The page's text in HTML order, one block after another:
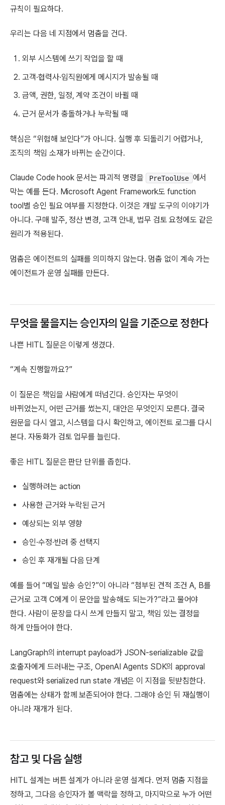
규칙이 필요하다.
우리는 다음 네 지점에서 멈춤을 건다.
외부 시스템에 쓰기 작업을 할 때
고객·협력사·임직원에게 메시지가 발송될 때
금액, 권한, 일정, 계약 조건이 바뀔 때
근거 문서가 충돌하거나 누락될 때
핵심은 “위험해 보인다”가 아니다. 실행 후 되돌리기 어렵거나,
조직의 책임 소재가 바뀌는 순간이다.
Claude Code hook 문서는 파괴적 명령을 PreToolUse 에서
막는 예를 든다. Microsoft Agent Framework도 function
tool별 승인 필요 여부를 지정한다. 이것은 개발 도구의 이야기가
아니다. 구매 발주, 정산 변경, 고객 안내, 법무 검토 요청에도 같은
원리가 적용된다.
멈춤은 에이전트의 실패를 의미하지 않는다. 멈춤 없이 계속 가는
에이전트가 운영 실패를 만든다.
무엇을 물을지는 승인자의 일을 기준으로 정한다
나쁜 HITL 질문은 이렇게 생겼다.
“계속 진행할까요?”
이 질문은 책임을 사람에게 떠넘긴다. 승인자는 무엇이
바뀌었는지, 어떤 근거를 썼는지, 대안은 무엇인지 모른다. 결국
원문을 다시 열고, 시스템을 다시 확인하고, 에이전트 로그를 다시
본다. 자동화가 검토 업무를 늘린다.
좋은 HITL 질문은 판단 단위를 좁힌다.
실행하려는 action
사용한 근거와 누락된 근거
예상되는 외부 영향
승인·수정·반려 중 선택지
승인 후 재개될 다음 단계
예를 들어 “메일 발송 승인?”이 아니라 “첨부된 견적 조건 A, B를
근거로 고객 C에게 이 문안을 발송해도 되는가?”라고 물어야
한다. 사람이 문장을 다시 쓰게 만들지 말고, 책임 있는 결정을
하게 만들어야 한다.
LangGraph의 interrupt payload가 JSON-serializable 값을
호출자에게 드러내는 구조, OpenAI Agents SDK의 approval
request와 serialized run state 개념은 이 지점을 뒷받침한다.
멈춤에는 상태가 함께 보존되어야 한다. 그래야 승인 뒤 재실행이
아니라 재개가 된다.
참고 및 다음 실행
HITL 설계는 버튼 설계가 아니라 운영 설계다. 먼저 멈춤 지점을
정하고, 그다음 승인자가 볼 맥락을 정하고, 마지막으로 누가 어떤